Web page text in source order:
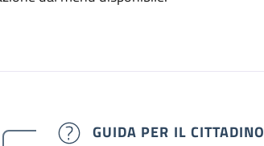
GUIDA PER IL CITTADINO